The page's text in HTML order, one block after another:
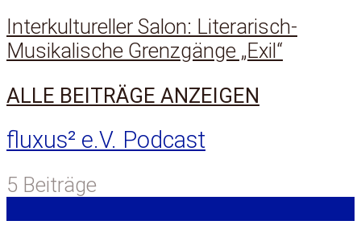
Interkultureller Salon: Literarisch-
Musikalische Grenzgänge „Exil“
ALLE BEITRÄGE ANZEIGEN
fluxus² e.V. Podcast
5 Beiträge